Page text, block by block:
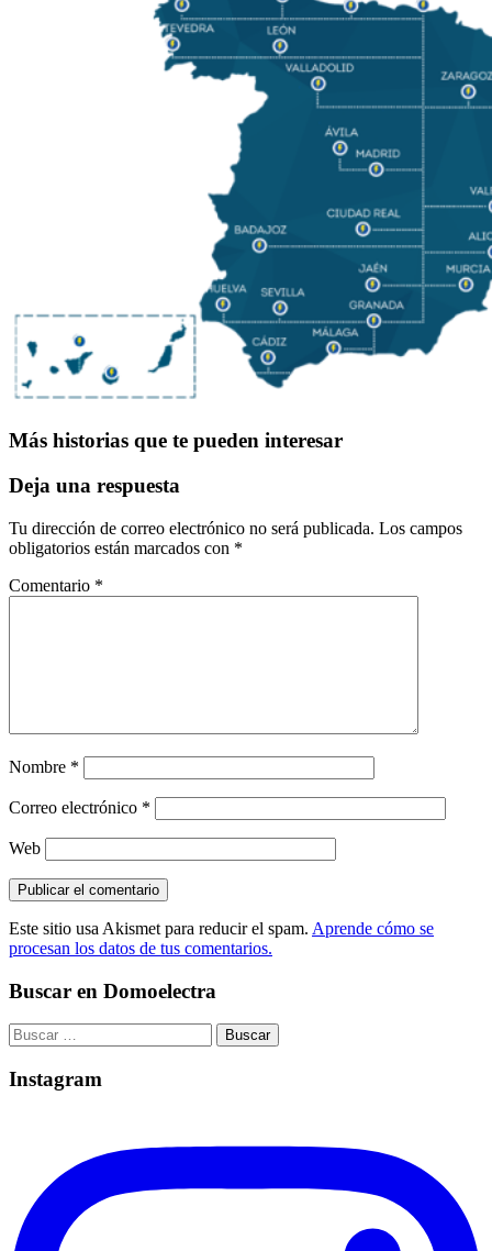
Más historias que te pueden interesar
Deja una respuesta
Tu dirección de correo electrónico no será publicada. Los campos
obligatorios están marcados con *
Comentario *
Nombre *
Correo electrónico *
Web
Este sitio usa Akismet para reducir el spam. Aprende cómo se
procesan los datos de tus comentarios.
Buscar en Domoelectra
Buscar:
Instagram